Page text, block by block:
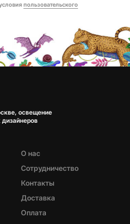
пользовательского
освещение
дизайнеров
О нас
Сотрудничество
Контакты
Доставка
Оплата